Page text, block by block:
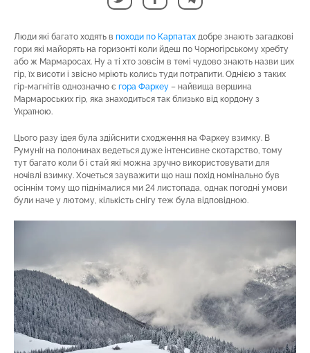
Люди які багато ходять в походи по Карпатах добре знають загадкові
гори які майорять на горизонті коли йдеш по Чорногірському хребту
або ж Мармаросах. Ну а ті хто зовсім в темі чудово знають назви цих
гір, їх висоти і звісно мріють колись туди потрапити. Однією з таких
гір-магнітів однозначно є гора Фаркеу – найвища вершина
Мармароських гір, яка знаходиться так близько від кордону з
Україною.
Цього разу ідея була здійснити сходження на Фаркеу взимку. В
Румунії на полонинах ведеться дуже інтенсивне скотарство, тому
тут багато коли б і стай які можна зручно використовувати для
ночівлі взимку. Хочеться зауважити що наш похід номінально був
осіннім тому що піднімалися ми 24 листопада, однак погодні умови
були наче у лютому, кількість снігу теж була відповідною.